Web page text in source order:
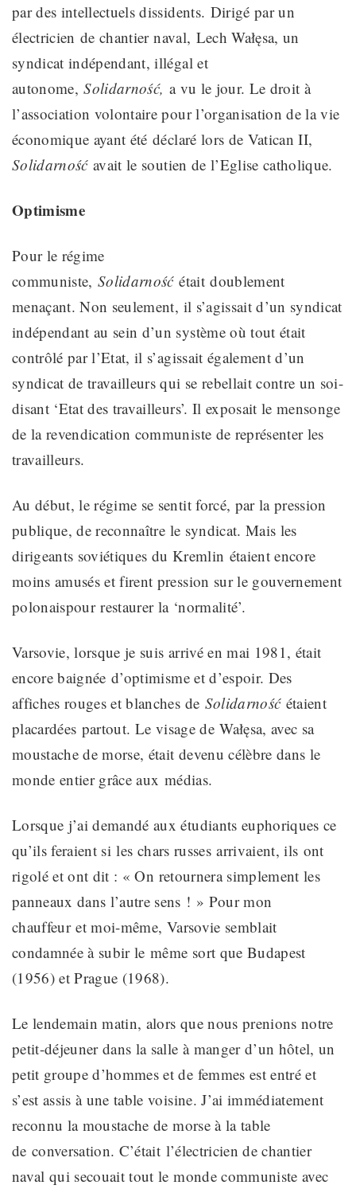
par des intellectuels dissidents. Dirigé parun
électricien de chantier naval, Lech Wałęsa, un
syndicat indépendant, illégal et
autonome,Solidarność, a vu le jour. Le droit à
l’association volontaire pour l’organisation de la vie
économique ayant été déclaré lors de Vatican II,
Solidarnośćavait le soutien de l’Eglise catholique.
Optimisme
Pour le régime
communiste,Solidarność étaitdoublement
menaçant.Non seulement, il s’agissait d’un syndicat
indépendant au sein d’un système où tout était
contrôlé par l’Etat, il s’agissait également d’un
syndicat de travailleurs qui se rebellait contre un soi-
disant ‘Etat des travailleurs’. Il exposait le mensonge
de la revendication communiste de représenter les
travailleurs.
Au début, le régime se sentit forcé, par la pression
publique, dereconnaître le syndicat. Mais les
dirigeants soviétiques du Kremlin étaient encore
moins amusés et firent pression sur le gouvernement
polonaispour restaurer la ‘normalité’.
Varsovie, lorsque je suis arrivé en mai 1981, était
encore baignée d’optimisme et d’espoir. Des
affiches rouges et blanches de Solidarność étaient
placardées partout. Le visage deWałęsa, avec sa
moustache de morse, était devenu célèbre dans le
mondeentier grâce aux médias.
Lorsque j’ai demandé aux étudiants euphoriques ce
qu’ils feraient si les chars russes arrivaient, ils ont
rigolé et ont dit : « On retournera simplement les
panneaux dans l’autre sens ! » Pourmon
chauffeur et moi-même, Varsovie semblait
condamnée à subir lemême sort que Budapest
(1956) et Prague (1968).
Le lendemain matin, alors que nous prenions notre
petit-déjeuner dans la salle à manger d’un hôtel, un
petit groupe d’hommes et de femmes est entré et
s’est assis à une table voisine. J’ai immédiatement
reconnu la moustachede morse à la table
de conversation. C’était l’électricien de chantier
naval qui secouait tout le monde communiste avec